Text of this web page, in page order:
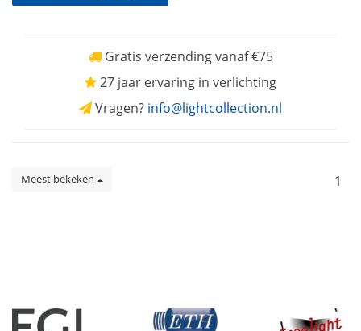
Gratis verzending vanaf €75
27 jaar ervaring in verlichting
Vragen? info@lightcollection.nl
Meest bekeken 1